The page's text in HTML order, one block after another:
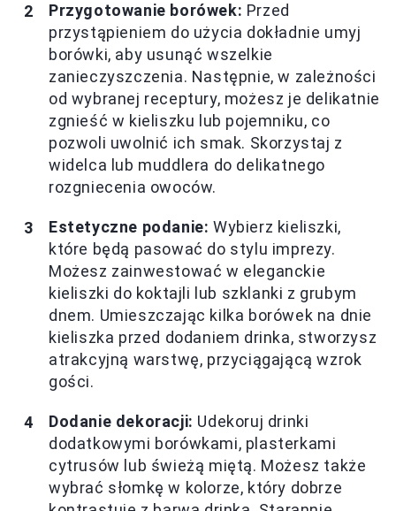
Przygotowanie borówek: Przed
przystąpieniem do użycia dokładnie umyj
borówki, aby usunąć wszelkie
zanieczyszczenia. Następnie, w zależności
od wybranej receptury, możesz je delikatnie
zgnieść w kieliszku lub pojemniku, co
pozwoli uwolnić ich smak. Skorzystaj z
widelca lub muddlera do delikatnego
rozgniecenia owoców.
Estetyczne podanie: Wybierz kieliszki,
które będą pasować do stylu imprezy.
Możesz zainwestować w eleganckie
kieliszki do koktajli lub szklanki z grubym
dnem. Umieszczając kilka borówek na dnie
kieliszka przed dodaniem drinka, stworzysz
atrakcyjną warstwę, przyciągającą wzrok
gości.
Dodanie dekoracji: Udekoruj drinki
dodatkowymi borówkami, plasterkami
cytrusów lub świeżą miętą. Możesz także
wybrać słomkę w kolorze, który dobrze